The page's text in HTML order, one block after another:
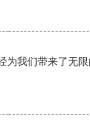
为我们带来了无